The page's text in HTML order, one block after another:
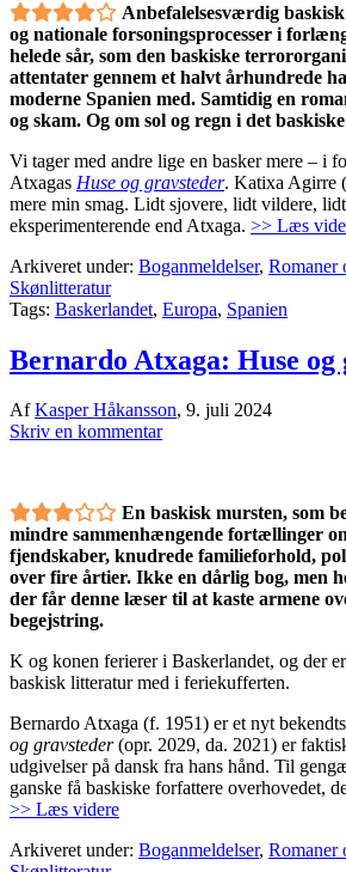
Anbefalelsesværdig
og nationale forsoningsprocesser i
helede sår, som den baskiske
attentater gennem et halvt århundrede
moderne Spanien med. Samtidig en
og skam. Og om sol og regn i det
Vi tager med andre lige en basker mere – i
Atxagas Huse og gravsteder. Katixa Agirre
mere min smag. Lidt sjovere, lidt vildere,
eksperimenterende end Atxaga. >> Læs
Arkiveret under: Boganmeldelser, Romaner
Skønlitteratur
Tags: Baskerlandet, Europa, Spanien
Bernardo Atxaga: Huse og
AfKasper Håkansson, 9. juli 2024
Skriv en kommentar
En baskisk mursten, som
mindre sammenhængende fortællinger
fjendskaber, knudrede familieforhold,
over fire årtier. Ikke en dårlig bog, men
der får denne læser til at kaste armene
begejstring.
K og konen ferierer i Baskerlandet, og der
baskisk litteratur med i feriekufferten.
Bernardo Atxaga (f. 1951) er et nyt
og gravsteder(opr. 2029, da. 2021) er
udgivelser på dansk fra hans hånd. Til
ganske få baskiske forfattere overhovedet,
>> Læs videre
Arkiveret under: Boganmeldelser, Romaner